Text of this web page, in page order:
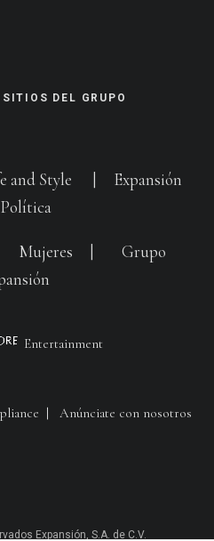
DEL GRUPO
and Style
Expansión
Política
Mujeres
Grupo
Entertainment
| Anúnciate con nosotros
Expansión, S.A. de C.V.